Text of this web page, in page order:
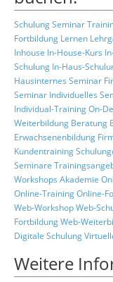
SchulungSeminar
Fortbildung Lernen
Inhouse In-House-Kurs
Schulung In-Haus-
Hausinternes Seminar
Seminar Individuelles
Individual-TrainingOn-
Weiterbildung Beratung
Erwachsenenbildung
Kundentraining
Seminare
Workshops Akademie
Online-TrainingOnline-
Web-WorkshopWeb-
FortbildungWeb-
Digitale Schulung
Weitere